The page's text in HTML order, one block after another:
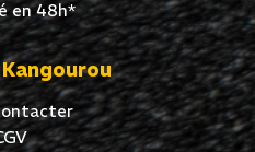
en 48h*